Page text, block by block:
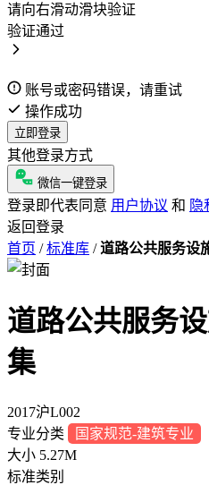
请向右滑动滑块验证
验证通过
账号或密码错误，请重试
操作成功
立即登录
其他登录方式
微信一键登录
登录即代表同意 用户协议 和 隐
返回登录
首页 / 标准库 / 道路公共服务设
道路公共服务
集
2017沪L002
专业分类
国家规范-建筑专业
大小 5.27M
标准类别